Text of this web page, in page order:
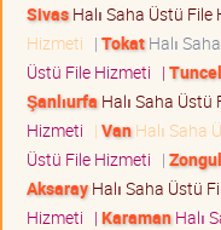
SivasHalı Saha Üstü File
Hizmeti | TokatHalı
Üstü File Hizmeti |
Şanlıurfa Halı Saha Üstü
Hizmeti | VanHalı Saha
Üstü File Hizmeti |
AksarayHalı Saha Üstü
Hizmeti | KaramanHalı